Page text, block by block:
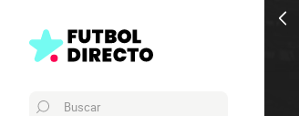
Buscar